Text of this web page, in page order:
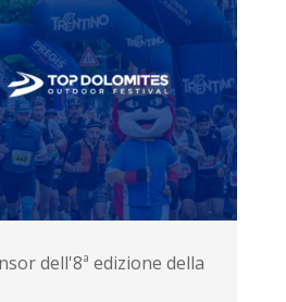
dell'8ª edizione della